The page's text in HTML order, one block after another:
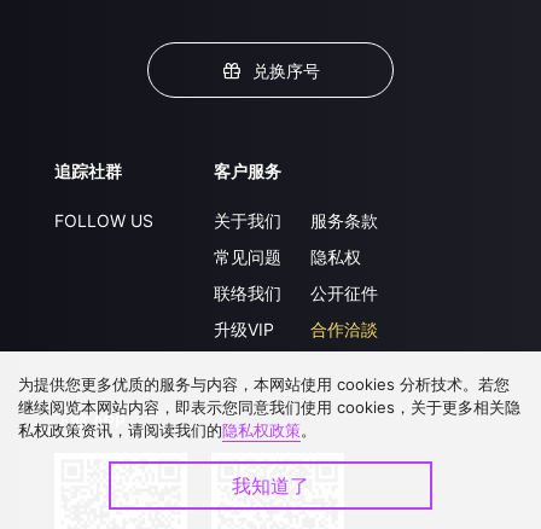
兑换序号
追踪社群
FOLLOW US
客户服务
关于我们
常见问题
联络我们
升级VIP
服务条款
隐私权
公开征件
合作洽談
下载 APP
为提供您更多优质的服务与内容，本网站使用 cookies 分析技术。若您
继续阅览本网站内容，即表示您同意我们使用 cookies，关于更多相关隐
私权政策资讯，请阅读我们的隐私权政策。
我知道了